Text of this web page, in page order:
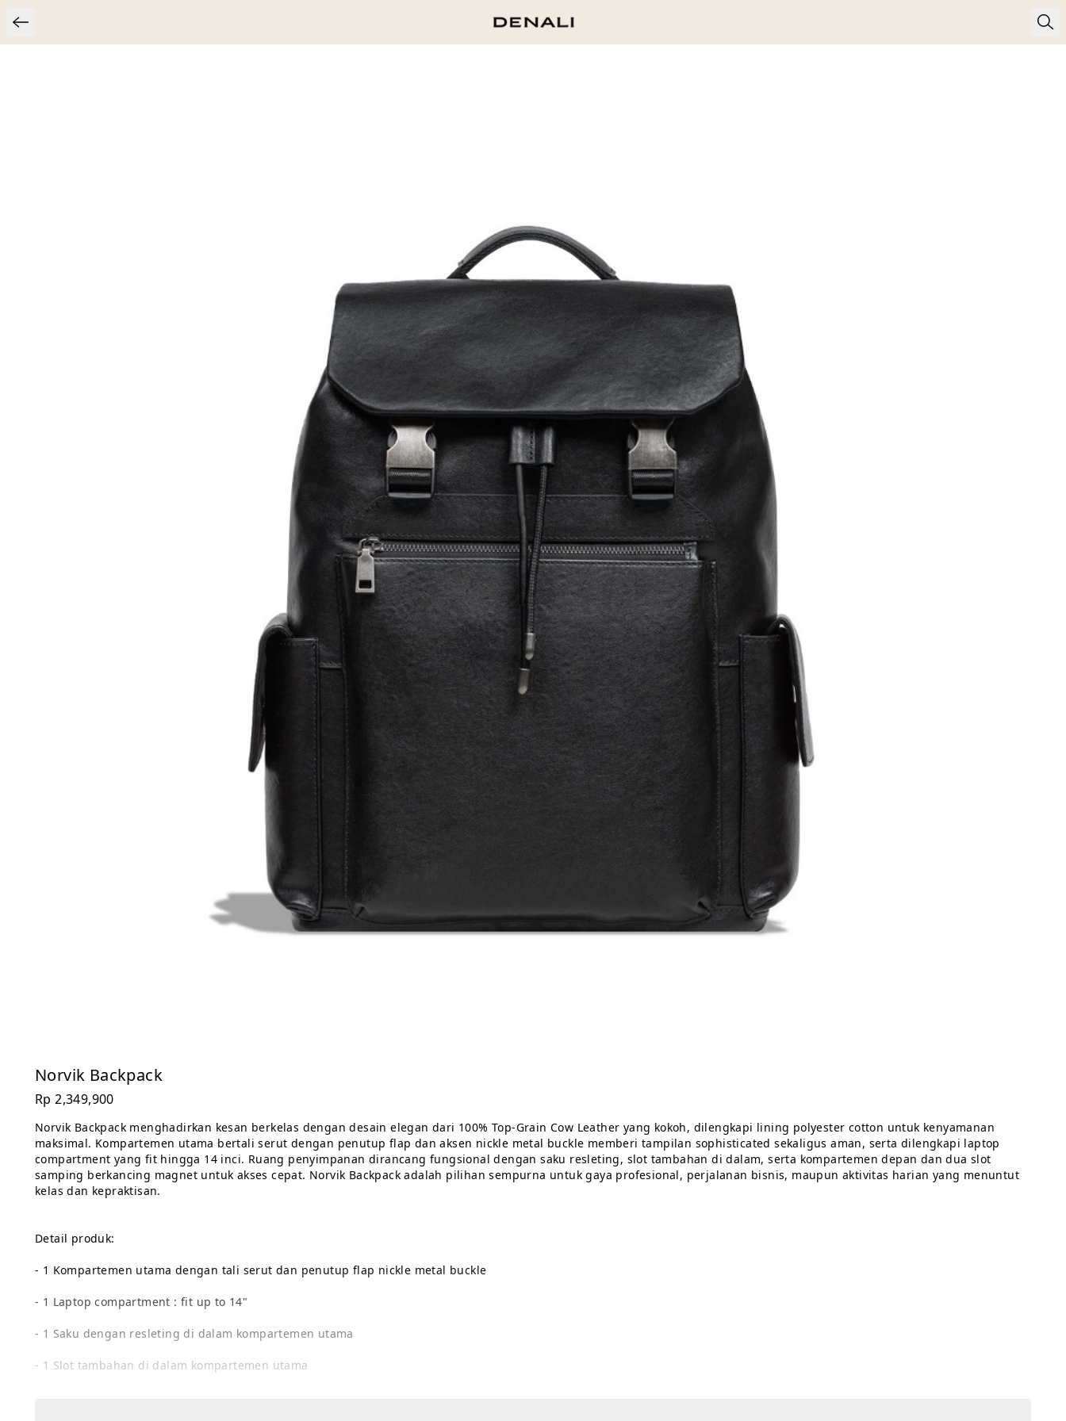
Norvik Backpack
Rp 2,349,900
Norvik Backpack menghadirkan kesan berkelas dengan desain elegan dari 100% Top-Grain Cow Leather yang kokoh, dilengkapi lining polyester cotton untuk kenyamanan
maksimal. Kompartemen utama bertali serut dengan penutup flap dan aksen nickle metal buckle memberi tampilan sophisticated sekaligus aman, serta dilengkapi laptop
compartment yang fit hingga 14 inci. Ruang penyimpanan dirancang fungsional dengan saku resleting, slot tambahan di dalam, serta kompartemen depan dan dua slot
samping berkancing magnet untuk akses cepat. Norvik Backpack adalah pilihan sempurna untuk gaya profesional, perjalanan bisnis, maupun aktivitas harian yang menuntut
kelas dan kepraktisan.
Detail produk:
- 1 Kompartemen utama dengan tali serut dan penutup flap nickle metal buckle
- 1 Laptop compartment : fit up to 14"
- 1 Saku dengan resleting di dalam kompartemen utama
- 1 Slot tambahan di dalam kompartemen utama